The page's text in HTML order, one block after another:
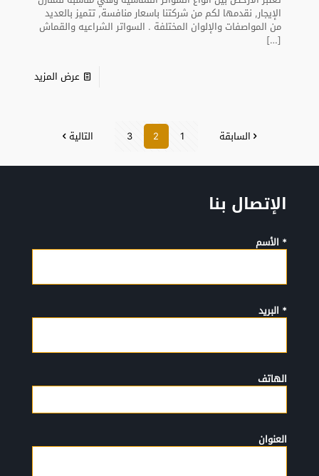
الإيجار, نقدمها لكم من شركتنا باسعار منافسة, تتميز بالعديد
من المواصفات والإلوان المختلفة . السواتر الشراعيه والقماش
[…]
عرض المزيد
السابقة 1
2
3 التالية
الإتصال بنا
* الأسم
* البريد
الهاتف
العنوان